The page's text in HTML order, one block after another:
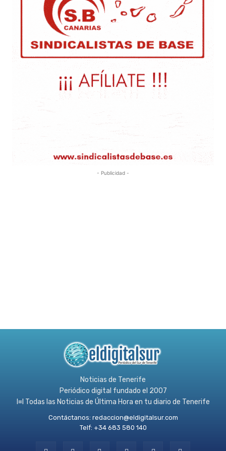
- Publicidad -
Noticias de Tenerife
Periódico digital fundado el 2007
l≡l Todas las Noticias de Última Hora en tu diario de Tenerife
Contáctanos: redaccion@eldigitalsur.com
Telf: +34 683 580 140